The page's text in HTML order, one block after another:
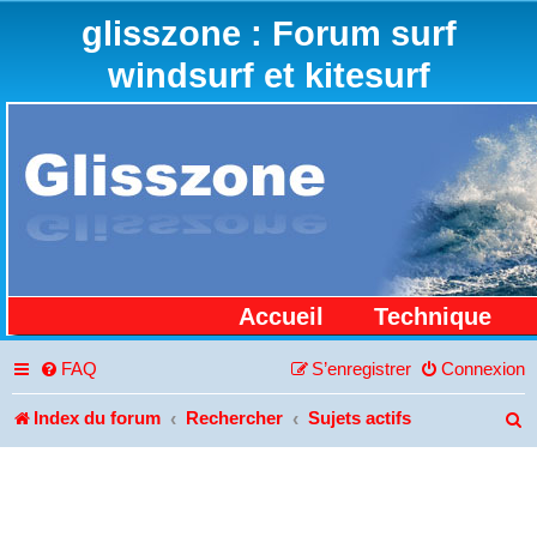
glisszone : Forum surf
windsurf et kitesurf
Accueil Technique
FAQ Connexion
S’enregistrer
Index du forum Rechercher Sujets actifs